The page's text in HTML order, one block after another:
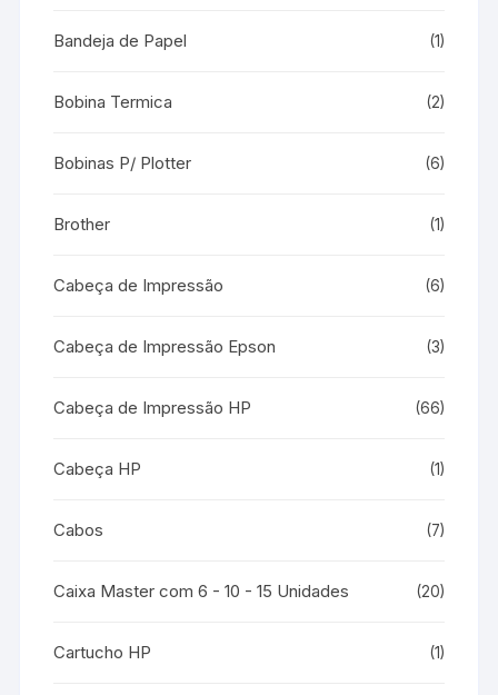
Bandeja de Papel (1)
Bobina Termica (2)
Bobinas P/ Plotter (6)
Brother (1)
Cabeça de Impressão (6)
Cabeça de Impressão Epson (3)
Cabeça de Impressão HP (66)
Cabeça HP (1)
Cabos (7)
Caixa Master com 6 - 10 - 15 Unidades (20)
Cartucho HP (1)